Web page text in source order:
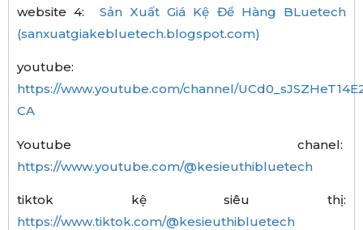
website 4: Sản Xuất Giá Kệ Để Hàng BLuetech
(sanxuatgiakebluetech.blogspot.com)
youtube:
https://www.youtube.com/channel/
CA
Youtube chanel:
https://www.youtube.com/@kesieuthibluetech
tiktok kệ siêu thị:
https://www.tiktok.com/@kesieuthibluetech